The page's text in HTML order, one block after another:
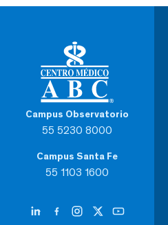
Campus Observatorio
55 5230 8000
Campus Santa Fe
55 1103 1600